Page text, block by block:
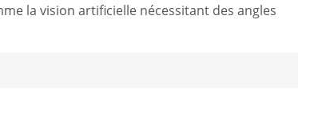
la vision artificielle nécessitant des angles